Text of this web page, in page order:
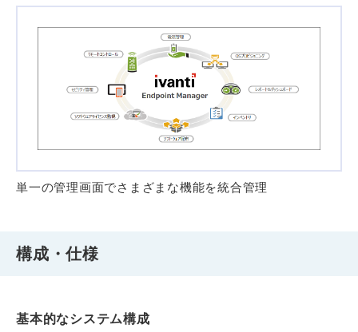
単一の管理画面でさまざまな機能を統合管理
構成・仕様
基本的なシステム構成